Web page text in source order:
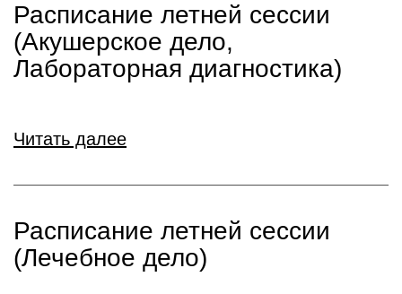
Расписание летней сессии
(Акушерское дело,
Лабораторная диагностика)
Читать далее
Расписание летней сессии
(Лечебное дело)